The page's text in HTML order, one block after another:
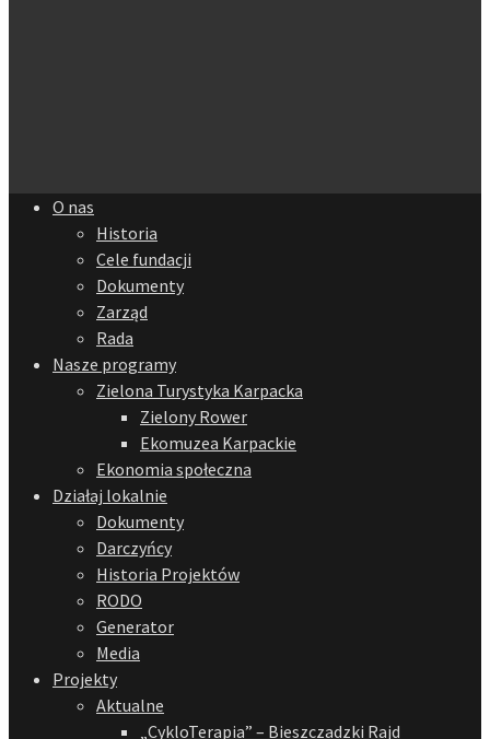
O nas
Historia
Cele fundacji
Dokumenty
Zarząd
Rada
Nasze programy
Zielona Turystyka Karpacka
Zielony Rower
Ekomuzea Karpackie
Ekonomia społeczna
Działaj lokalnie
Dokumenty
Darczyńcy
Historia Projektów
RODO
Generator
Media
Projekty
Aktualne
„CykloTerapia” – Bieszczadzki Rajd